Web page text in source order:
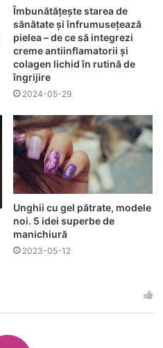
Îmbunătățește starea de
sănătate și înfrumusețează
pielea – de ce să integrezi
creme antiinflamatorii și
colagen lichid în rutină de
îngrijire
2024-05-29
Unghii cu gel pătrate, modele
noi. 5 idei superbe de
manichiură
2023-05-12